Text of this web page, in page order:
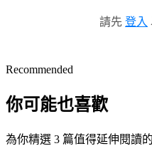
請先 登入
Recommended
你可能也喜歡
為你精選 3 篇值得延伸閱讀